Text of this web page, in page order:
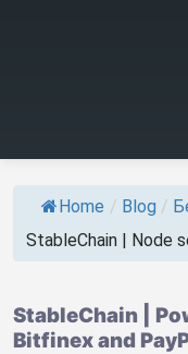
Home / Blog /
StableChain | Node
StableChain |
Bitfinex and